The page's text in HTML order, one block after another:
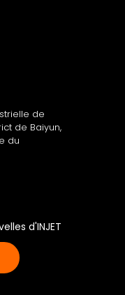
de
de Baiyun,
du
d'INJET